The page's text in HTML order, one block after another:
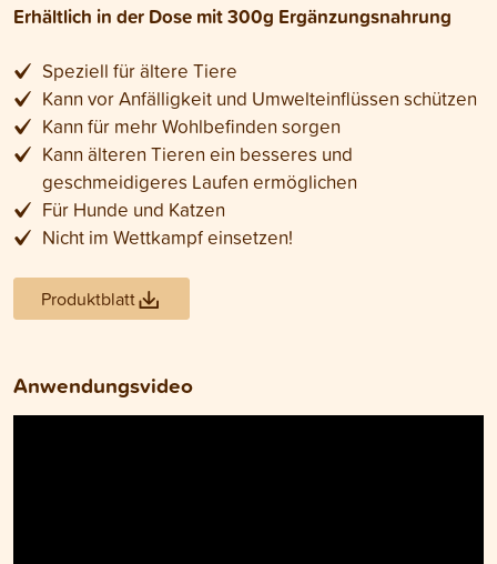
Erhältlich in der Dose mit 300g Ergänzungsnahrung
Speziell für ältere Tiere
Kann vor Anfälligkeit und Umwelteinflüssen schützen
Kann für mehr Wohlbefinden sorgen
Kann älteren Tieren ein besseres und
geschmeidigeres Laufen ermöglichen
Für Hunde und Katzen
Nicht im Wettkampf einsetzen!
Produktblatt
Anwendungsvideo